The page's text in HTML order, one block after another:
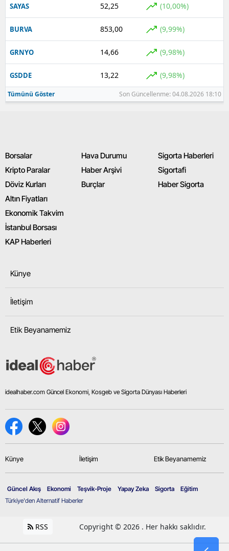
SAYAS 52,25 (10,00%)
BURVA 853,00 (9,99%)
GRNYO 14,66 (9,98%)
GSDDE 13,22 (9,98%)
Tümünü Göster Son Güncellenme: 04.08.2026 18:10
Borsalar
Kripto Paralar
Döviz Kurları
Altın Fiyatları
Ekonomik Takvim
İstanbul Borsası
KAP Haberleri
Hava Durumu
Haber Arşivi
Burçlar
Sigorta Haberleri
Sigortafi
Haber Sigorta
Künye
İletişim
Etik Beyanamemiz
idealhaber.com Güncel Ekonomi, Kosgeb ve Sigorta Dünyası Haberleri
Künye İletişim Etik Beyanamemiz
Türkiye'den Alternatif Haberler
Güncel Akış Ekonomi Teşvik-Proje Yapay Zeka Sigorta Eğitim
RSS Copyright © 2026 . Her hakkı saklıdır.